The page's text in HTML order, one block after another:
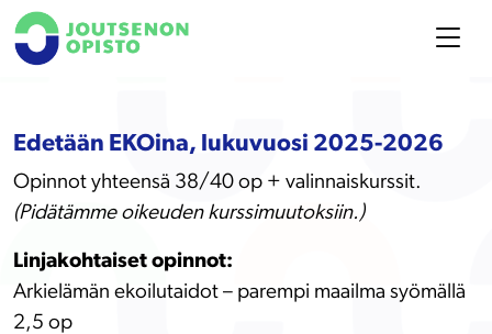
Edetään EKOina, lukuvuosi 2025-2026
Opinnot yhteensä 38/40 op + valinnaiskurssit.
(Pidätämme oikeuden kurssimuutoksiin.)
Linjakohtaiset opinnot:
Arkielämän ekoilutaidot – parempi maailma syömällä
2,5 op